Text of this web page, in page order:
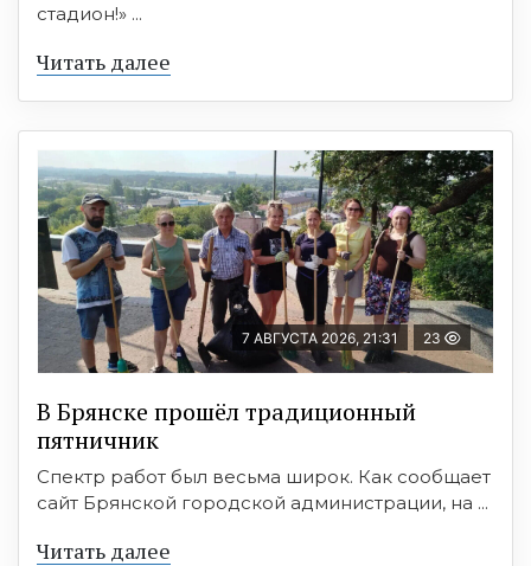
стадион!» ...
Читать далее
7 АВГУСТА 2026, 21:31 23
В Брянске прошёл традиционный
пятничник
Спектр работ был весьма широк. Как сообщает
сайт Брянской городской администрации, на ...
Читать далее